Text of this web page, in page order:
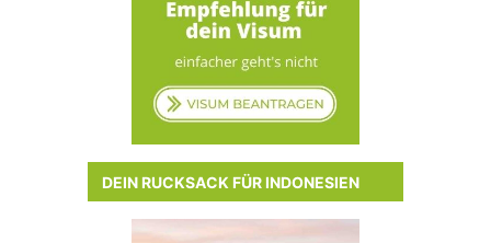
DEIN RUCKSACK FÜR INDONESIEN